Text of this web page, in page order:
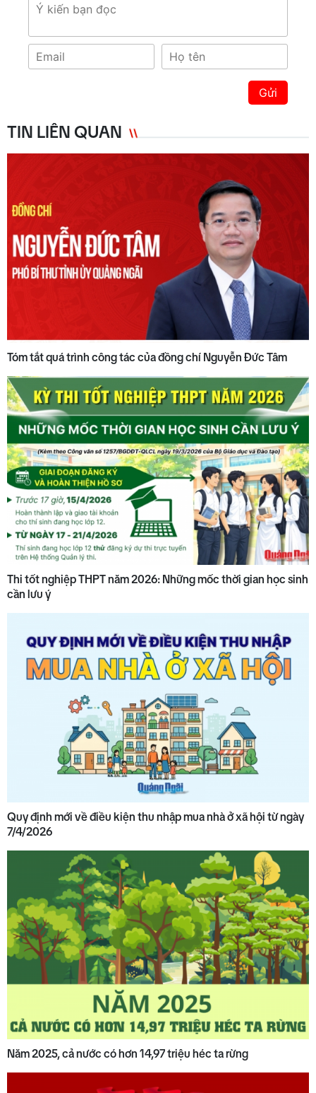
Gửi
TIN LIÊN QUAN
Tóm tắt quá trình công tác của đồng chí Nguyễn Đức Tâm
Thi tốt nghiệp THPT năm 2026: Những mốc thời gian học sinh
cần lưu ý
Quy định mới về điều kiện thu nhập mua nhà ở xã hội từ ngày
7/4/2026
Năm 2025, cả nước có hơn 14,97 triệu héc ta rừng